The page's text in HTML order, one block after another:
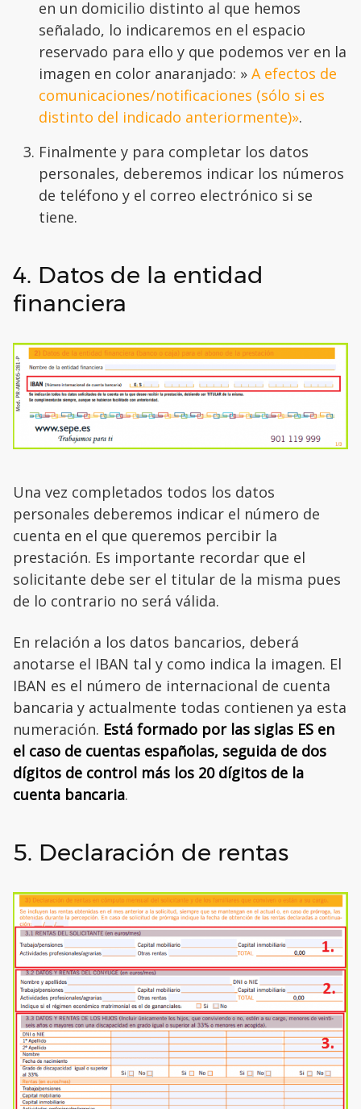
en un domicilio distinto al que hemos
señalado, lo indicaremos en el espacio
reservado para ello y que podemos ver en la
imagen en color anaranjado: » A efectos de
comunicaciones/notificaciones (sólo si es
distinto del indicado anteriormente)».
Finalmente y para completar los datos
personales, deberemos indicar los números
de teléfono y el correo electrónico si se
tiene.
4. Datos de la entidad
financiera
Una vez completados todos los datos
personales deberemos indicar el número de
cuenta en el que queremos percibir la
prestación. Es importante recordar que el
solicitante debe ser el titular de la misma pues
de lo contrario no será válida.
En relación a los datos bancarios, deberá
anotarse el IBAN tal y como indica la imagen. El
IBAN es el número de internacional de cuenta
bancaria y actualmente todas contienen ya esta
numeración. Está formado por las siglas ES en
el caso de cuentas españolas, seguida de dos
dígitos de control más los 20 dígitos de la
cuenta bancaria.
5. Declaración de rentas